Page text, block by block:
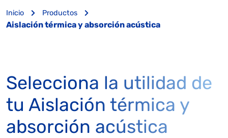
Inicio Productos
Aislación térmica y absorción acústica
Selecciona la utilidad de
tu Aislación térmica y
absorción acústica